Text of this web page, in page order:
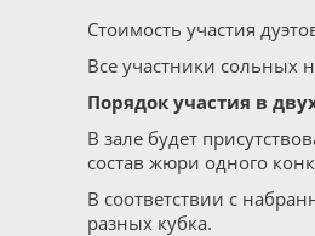
Стоимость участия
Все участники сольных
Порядок участия в
В зале будет
состав жюри одного
В соответствии с
разных кубка.